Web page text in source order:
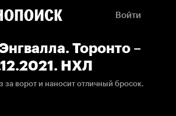
Войти
Торонто –
НХЛ
за ворот и наносит отличный бросок.